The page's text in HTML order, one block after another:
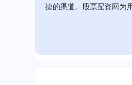
捷的渠道。股票配资网为